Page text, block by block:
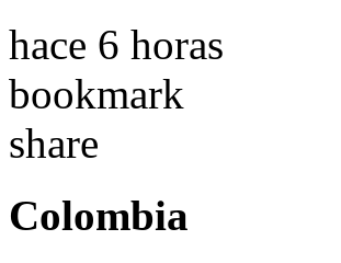
hace 6 horas
bookmark
share
Colombia